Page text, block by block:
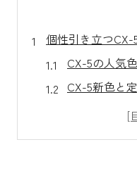
個性引き立つ
CX-5の人気
CX-5新色と
CX-5の専門